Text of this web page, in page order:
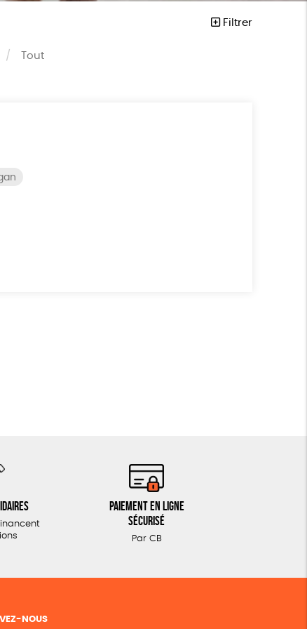
Filtrer
Tout
Paiement en ligne
sécurisé
Par CB
NOUS